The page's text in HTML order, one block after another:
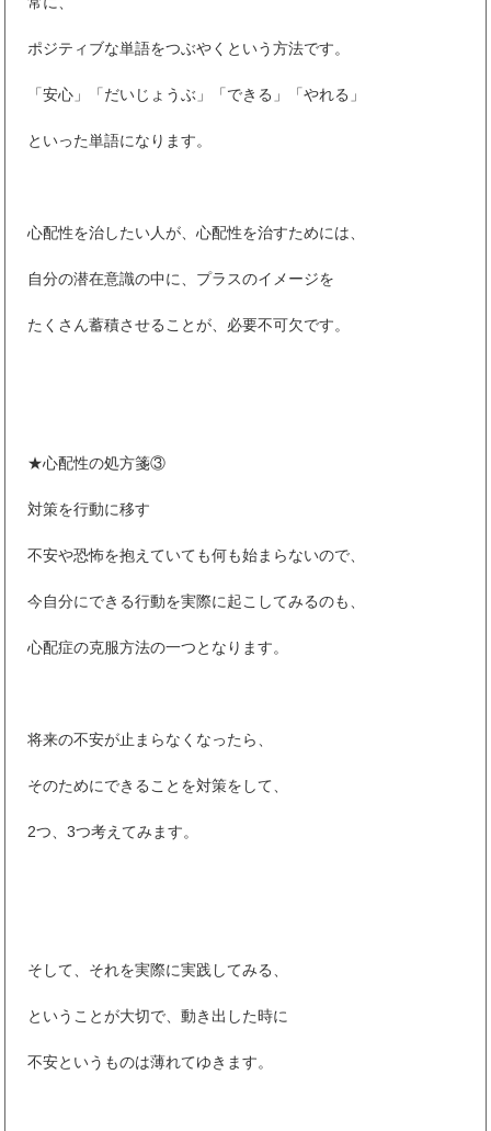
ポジティブな単語をつぶやくという方法です。
「安心」「だいじょうぶ」「できる」「やれる」
といった単語になります。
心配性を治したい人が、心配性を治すためには、
自分の潜在意識の中に、プラスのイメージを
たくさん蓄積させることが、必要不可欠です。
★心配性の処方箋③
対策を行動に移す
不安や恐怖を抱えていても何も始まらないので、
今自分にできる行動を実際に起こしてみるのも、
心配症の克服方法の一つとなります。
将来の不安が止まらなくなったら、
そのためにできることを対策をして、
2つ、3つ考えてみます。
そして、それを実際に実践してみる、
ということが大切で、動き出した時に
不安というものは薄れてゆきます。